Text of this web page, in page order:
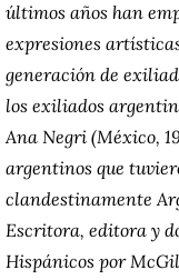
últimos años han
expresiones
generación de
los exiliados
Ana Negri (México,
argentinos que
clandestinamente
Escritora, editora y
Hispánicos por